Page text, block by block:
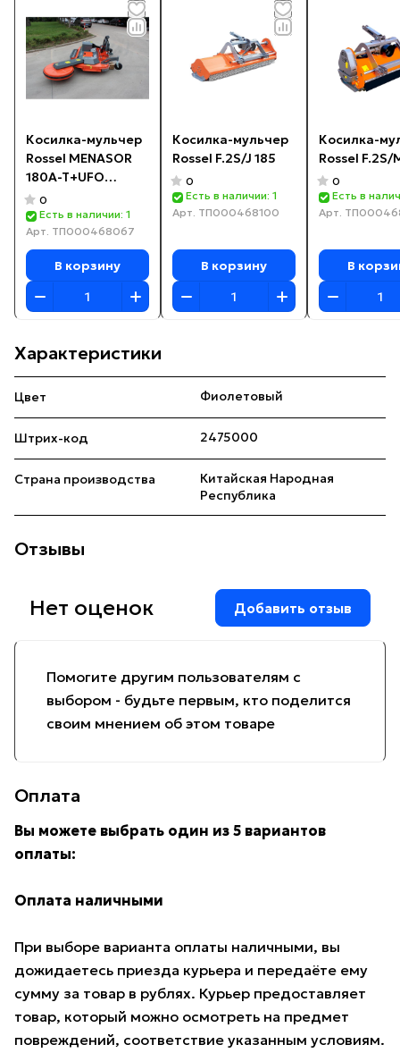
Косилка-мульчер
Rossel MENASOR
180A-T+UFO
(итальянский
насос)
0
Есть в наличии: 1
Арт. ТП000468067
В корзину
Косилка-мульчер
Rossel F.2S/J 185
0
Есть в наличии: 1
Арт. ТП000468100
В корзину
Косилка-
Rossel F.2S/
0
Есть в
Арт.
В
Характеристики
Цвет Фиолетовый
Штрих-код 2475000
Страна производства
Китайская Народная
Республика
Отзывы
Помогите другим пользователям с
выбором - будьте первым, кто поделится
своим мнением об этом товаре
Нет оценок Добавить отзыв
Оплата
Вы можете выбрать один из 5 вариантов
оплаты:
Оплата наличными
При выборе варианта оплаты наличными, вы
дожидаетесь приезда курьера и передаёте ему
сумму за товар в рублях. Курьер предоставляет
товар, который можно осмотреть на предмет
повреждений, соответствие указанным условиям.